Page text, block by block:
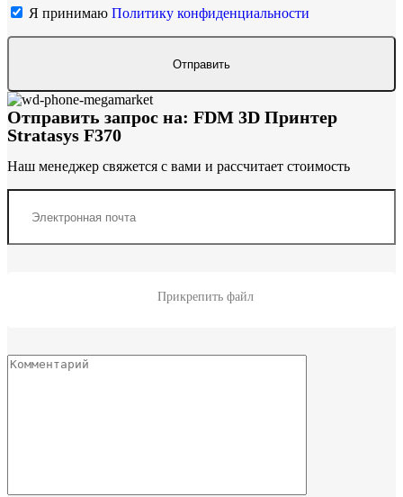
Я принимаю Политику конфиденциальности
Отправить запрос на: FDM 3D Принтер
Stratasys F370
Наш менеджер свяжется с вами и рассчитает стоимость
Прикрепить файл